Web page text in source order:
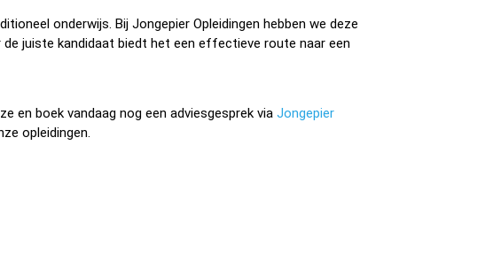
onderwijs. Bij Jongepier Opleidingen hebben we deze
juiste kandidaat biedt het een effectieve route naar een
en boek vandaag nog een adviesgesprek via Jongepier
opleidingen.